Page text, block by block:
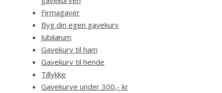
Firmagaver
Byg din egen gavekurv
Jubilæum
Gavekurv til ham
Gavekurv til hende
Tillykke
Gavekurve under 300,- kr